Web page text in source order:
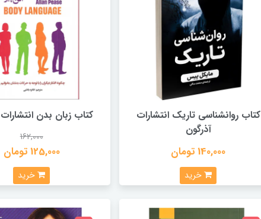
کتاب روانشناسی تاریک انتشارات
آذرگون
140,000 تومان
خرید
کتاب زبان بدن
162,000
125,000 تومان
خرید